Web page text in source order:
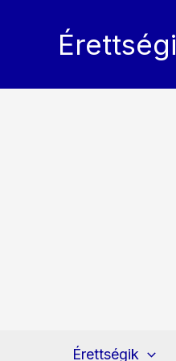
Érettségi
Érettségik